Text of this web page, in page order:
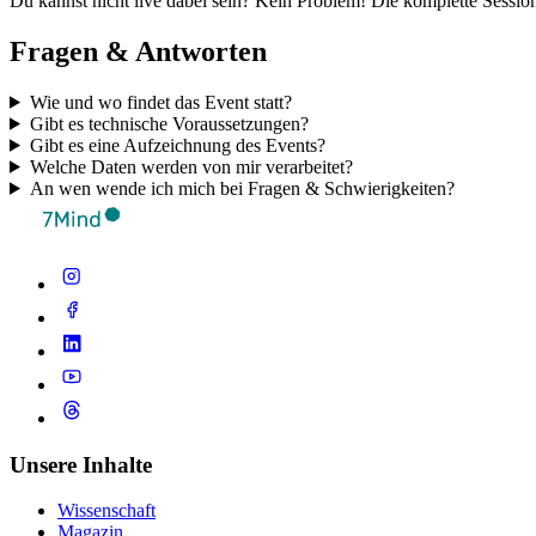
Fragen & Antworten
Wie und wo findet das Event statt?
Gibt es technische Voraussetzungen?
Gibt es eine Aufzeichnung des Events?
Welche Daten werden von mir verarbeitet?
An wen wende ich mich bei Fragen & Schwierigkeiten?
Unsere Inhalte
Wissenschaft